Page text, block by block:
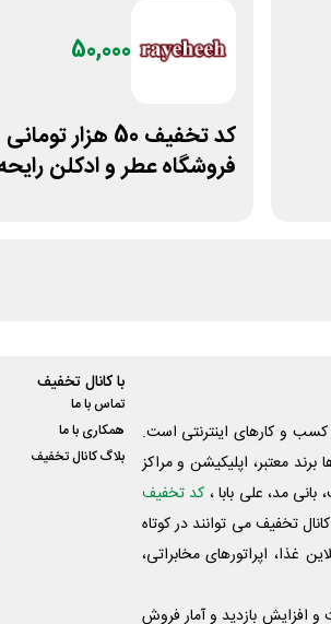
50,000
کد تخفیف 50 هزار تومانی
فروشگاه عطر و ادکلن
و‌ کارهای اینترنتی است.
معتبر، اپلیکیشن و مراکز
مد، علی‌ بابا ، کد تخفیف
تخفیف می توانند در کوتاه
غذا، اپراتورهای مخابراتی،
و افزایش بازدید و آمار فروش
با کانال تخفیف
تماس با ما
همکاری با ما
بلاگ کانال تخفیف